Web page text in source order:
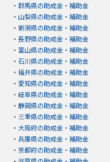
・ 群馬県の助成金・補助金
・ 山梨県の助成金・補助金
・ 新潟県の助成金・補助金
・ 長野県の助成金・補助金
・ 富山県の助成金・補助金
・ 石川県の助成金・補助金
・ 福井県の助成金・補助金
・ 愛知県の助成金・補助金
・ 岐阜県の助成金・補助金
・ 静岡県の助成金・補助金
・ 三重県の助成金・補助金
・ 大阪府の助成金・補助金
・ 兵庫県の助成金・補助金
・ 京都府の助成金・補助金